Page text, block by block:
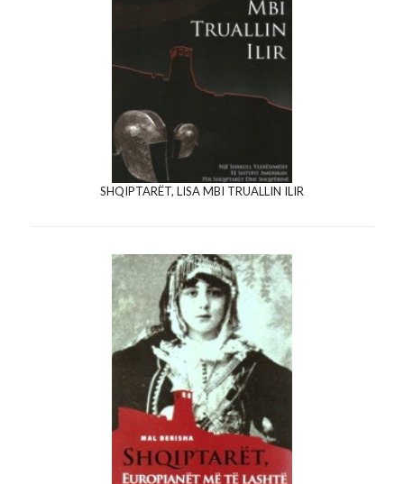
SHQIPTARËT, LISA MBI TRUALLIN ILIR